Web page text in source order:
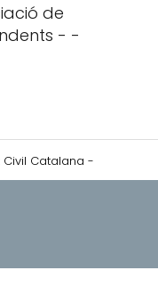
de
- -
Civil Catalana -